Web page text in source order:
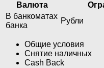
Валюта
В банкоматах
банка
Рубли
Общие условия
Снятие наличных
Cash Back